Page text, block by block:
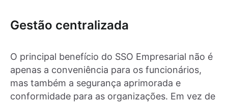
Gestão centralizada
O principal benefício do SSO Empresarial não é
apenas a conveniência para os funcionários,
mas também a segurança aprimorada e
conformidade para as organizações. Em vez de